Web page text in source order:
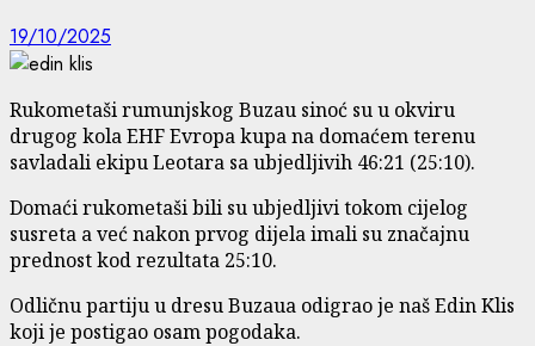
19/10/2025
Rukometaši rumunjskog Buzau sinoć su u okviru
drugog kola EHF Evropa kupa na domaćem terenu
savladali ekipu Leotara sa ubjedljivih 46:21 (25:10).
Domaći rukometaši bili su ubjedljivi tokom cijelog
susreta a već nakon prvog dijela imali su značajnu
prednost kod rezultata 25:10.
Odličnu partiju u dresu Buzaua odigrao je naš Edin Klis
koji je postigao osam pogodaka.